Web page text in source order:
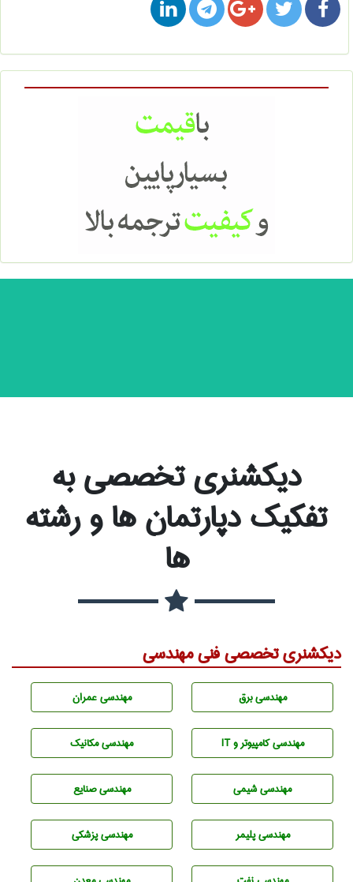
دیکشنری تخصصی به
تفکیک دپارتمان ها و رشته
ها
دیکشنری تخصصی فنی مهندسی
مهندسی برق مهندسی عمران
مهندسی كامپيوتر و IT مهندسی مکانیک
مهندسي شيمی مهندسی صنايع
مهندسی پليمر مهندسی پزشکی